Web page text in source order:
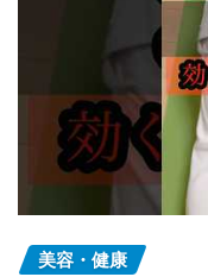
美容・健康